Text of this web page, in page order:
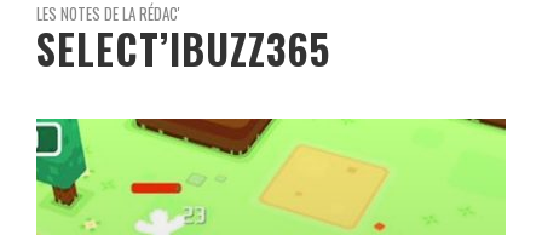
LES NOTES DE LA RÉDAC'
SELECT’IBUZZ365